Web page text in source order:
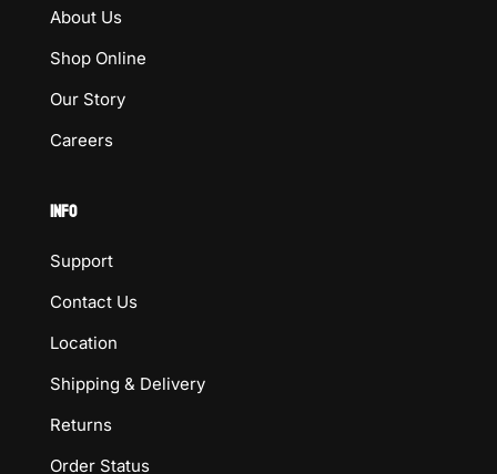
About Us
Shop Online
Our Story
Careers
INFO
Support
Contact Us
Location
Shipping & Delivery
Returns
Order Status